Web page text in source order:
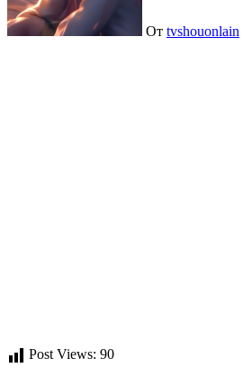
От tvshouonlain
Post Views: 90